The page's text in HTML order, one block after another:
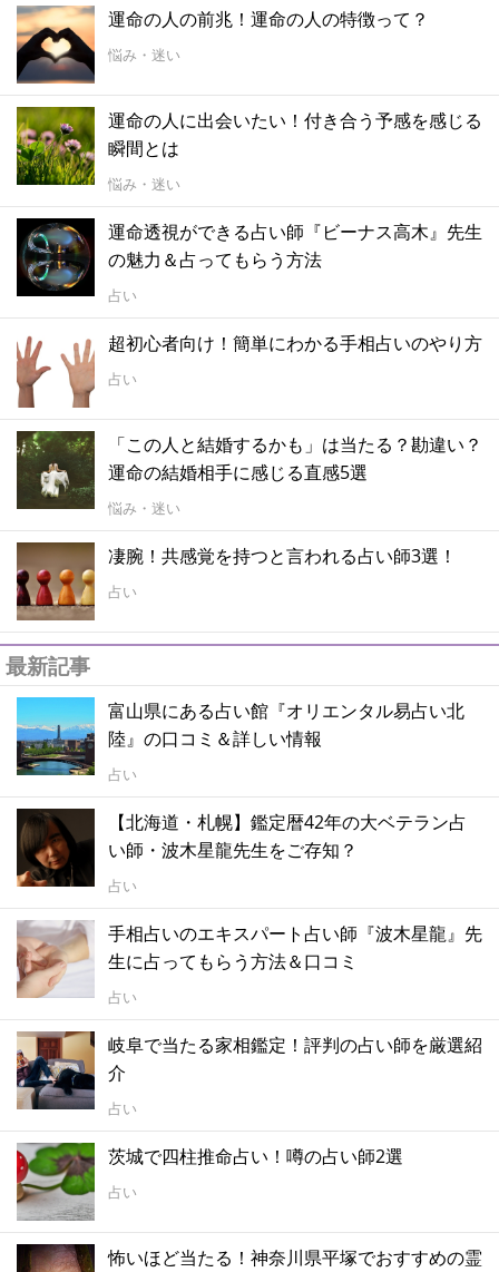
運命の人の前兆！運命の人の特徴って？
悩み・迷い
運命の人に出会いたい！付き合う予感を感じる
瞬間とは
悩み・迷い
運命透視ができる占い師『ビーナス高木』先生
の魅力＆占ってもらう方法
占い
超初心者向け！簡単にわかる手相占いのやり方
占い
「この人と結婚するかも」は当たる？勘違い？
運命の結婚相手に感じる直感5選
悩み・迷い
凄腕！共感覚を持つと言われる占い師3選！
占い
最新記事
富山県にある占い館『オリエンタル易占い北
陸』の口コミ＆詳しい情報
占い
【北海道・札幌】鑑定暦42年の大ベテラン占
い師・波木星龍先生をご存知？
占い
手相占いのエキスパート占い師『波木星龍』先
生に占ってもらう方法＆口コミ
占い
岐阜で当たる家相鑑定！評判の占い師を厳選紹
介
占い
茨城で四柱推命占い！噂の占い師2選
占い
怖いほど当たる！神奈川県平塚でおすすめの霊